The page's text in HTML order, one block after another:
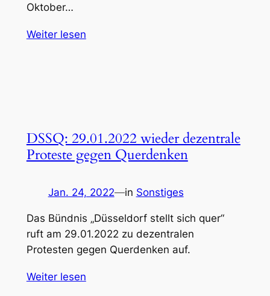
Oktober…
Weiter lesen
DSSQ: 29.01.2022 wieder dezentrale
Proteste gegen Querdenken
Jan. 24, 2022—in Sonstiges
Das Bündnis „Düsseldorf stellt sich quer“
ruft am 29.01.2022 zu dezentralen
Protesten gegen Querdenken auf.
Weiter lesen